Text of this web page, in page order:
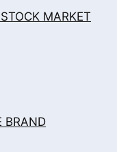
MARKET
BRAND